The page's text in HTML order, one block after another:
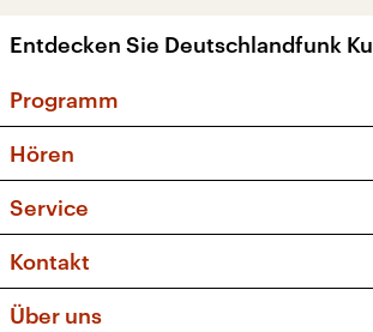
Entdecken Sie Deutschlandfunk
Programm
Sendungen und Podcasts
Musikliste
Kakadu – Das Kinderprogramm
Hören
Frequenzen (UKW + DAB+)
Service
FAQ
Apps
Kontakt
Über uns